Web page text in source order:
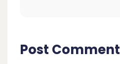
Post Comment